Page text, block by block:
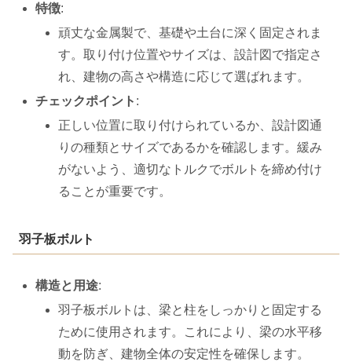
特徴:
頑丈な金属製で、基礎や土台に深く固定されま
す。取り付け位置やサイズは、設計図で指定さ
れ、建物の高さや構造に応じて選ばれます。
チェックポイント :
正しい位置に取り付けられているか、設計図通
りの種類とサイズであるかを確認します。緩み
がないよう、適切なトルクでボルトを締め付け
ることが重要です。
羽子板ボルト
構造と用途:
羽子板ボルトは、梁と柱をしっかりと固定する
ために使用されます。これにより、梁の水平移
動を防ぎ、建物全体の安定性を確保します。